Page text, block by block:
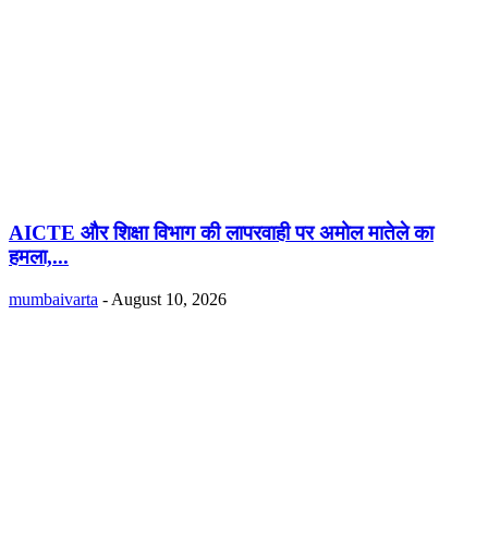
AICTE और शिक्षा विभाग की लापरवाही पर अमोल मातेले का
हमला,...
mumbaivarta - August 10, 2026